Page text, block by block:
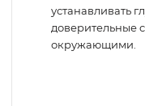
устанавливать
доверительные
окружающими.